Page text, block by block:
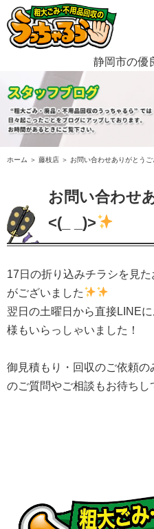
静岡市の優
ホーム ＞ 藤枝店 ＞ お問い合わせありがとう
お問い合わせ
<(_ _)>
17 日の折り込みチラシを見
がございました
翌日の土曜日から直接LINE
様もいらっしゃいました！
御見積もり・回収のご依頼
のご質問やご相談もお待ちし